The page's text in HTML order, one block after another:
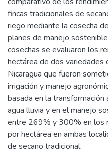
fincas tradicionales de
riego mediante la cosecha
planes de manejo
cosechas se evaluaron los
hectárea de dos variedades
Nicaragua que fueron
irrigación y manejo
basada en la
agua lluvia y en el manejo
entre 269% y 300% en los
por hectárea en ambas
de secano tradicional.